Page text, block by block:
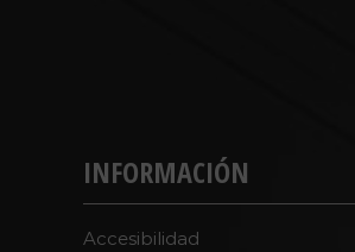
INFORMACIÓN
Accesibilidad